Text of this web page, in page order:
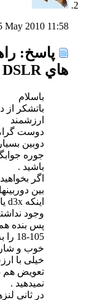
May 2010 11:58
پاسخ:
هاي DSLR ..... ا
باسلام
باتشکر از
ارزشمند
دوبین
جوره
باشید .
اگر
بین
وجود
خوب و
خیلی با
تعویض هم
نمیدهید .